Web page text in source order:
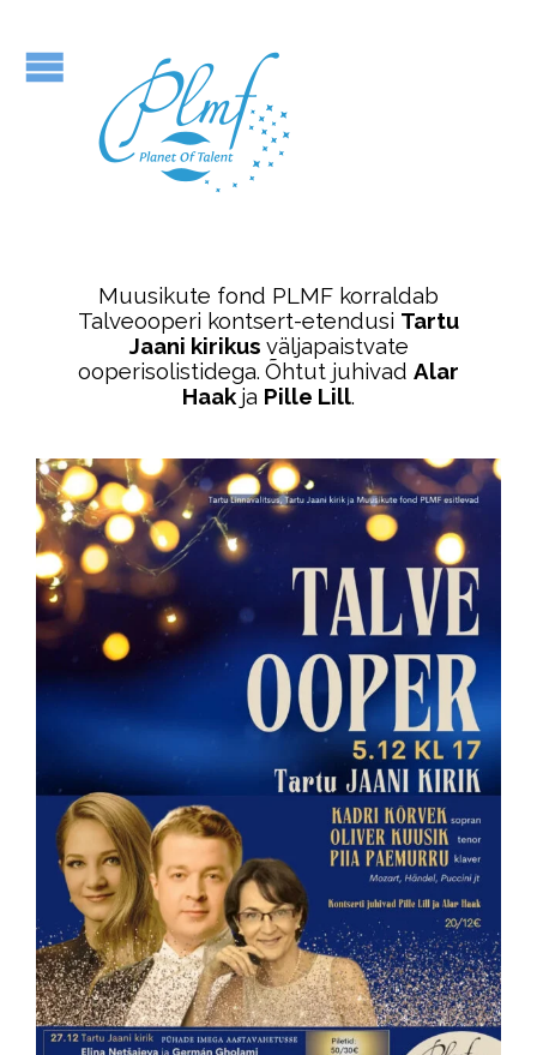
Muusikute fond PLMF korraldab
Talveooperi kontsert-etendusi Tartu
Jaani kirikus väljapaistvate
ooperisolistidega. Õhtut juhivad Alar
Haak ja Pille Lill.